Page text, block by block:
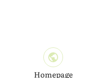
Homepage